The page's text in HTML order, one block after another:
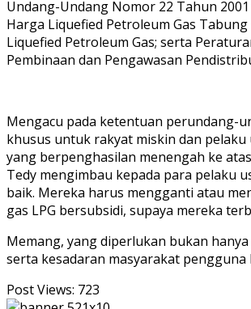
Undang-Undang Nomor 22 Tahun
Harga Liquefied Petroleum Gas
Liquefied Petroleum Gas; serta
Pembinaan dan Pengawasan
Mengacu pada ketentuan perundang-
khusus untuk rakyat miskin dan pelaku
yang berpenghasilan menengah ke
Tedy mengimbau kepada para pelaku
baik. Mereka harus mengganti atau
gas LPG bersubsidi, supaya mereka
Memang, yang diperlukan bukan
serta kesadaran masyarakat pengguna
Post Views: 723